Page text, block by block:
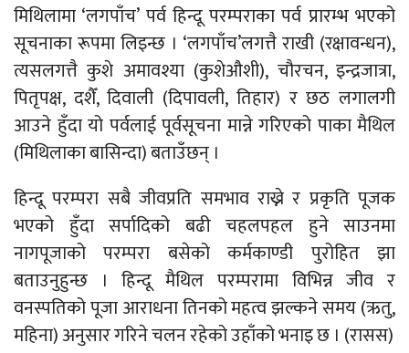
मिथिलामा ‘लगपाँच’ पर्व हिन्दू परम्पराका पर्व प्रारम्भ भएको
सूचनाका रूपमा लिइन्छ । ‘लगपाँच’लगत्तै राखी (रक्षावन्धन),
त्यसलगत्तै कुशे अमावश्या (कुशेऔशी), चौरचन, इन्द्रजात्रा,
पितृपक्ष, दशैँ, दिवाली (दिपावली, तिहार) र छठ लगालगी
आउने हुँदा यो पर्वलाई पूर्वसूचना मान्ने गरिएको पाका मैथिल
(मिथिलाका बासिन्दा) बताउँछन् ।
हिन्दू परम्परा सबै जीवप्रति समभाव राख्ने र प्रकृति पूजक
भएको हुँदा सर्पादिको बढी चहलपहल हुने साउनमा
नागपूजाको परम्परा बसेको कर्मकाण्डी पुरोहित झा
बताउनुहुन्छ । हिन्दू मैथिल परम्परामा विभिन्न जीव र
वनस्पतिको पूजा आराधना तिनको महत्व झल्कने समय (ऋतु,
महिना) अनुसार गरिने चलन रहेको उहाँको भनाइ छ । (रासस)